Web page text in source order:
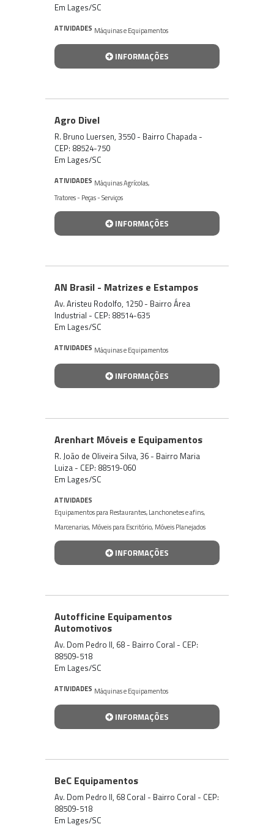
Em Lages/SC
ATIVIDADES Máquinas e Equipamentos
INFORMAÇÕES
Agro Divel
R. Bruno Luersen, 3550 - Bairro Chapada -
CEP: 88524-750
Em Lages/SC
ATIVIDADES Máquinas Agrícolas,
Tratores - Peças - Serviços
INFORMAÇÕES
AN Brasil - Matrizes e Estampos
Av. Aristeu Rodolfo, 1250 - Bairro Área
Industrial - CEP: 88514-635
Em Lages/SC
ATIVIDADES Máquinas e Equipamentos
INFORMAÇÕES
Arenhart Móveis e Equipamentos
R. João de Oliveira Silva, 36 - Bairro Maria
Luiza - CEP: 88519-060
Em Lages/SC
ATIVIDADES
Equipamentos para Restaurantes, Lanchonetes e afins,
Marcenarias, Móveis para Escritório, Móveis Planejados
INFORMAÇÕES
Autofficine Equipamentos
Automotivos
Av. Dom Pedro II, 68 - Bairro Coral - CEP:
88509-518
Em Lages/SC
ATIVIDADES Máquinas e Equipamentos
INFORMAÇÕES
BeC Equipamentos
Av. Dom Pedro II, 68 Coral - Bairro Coral - CEP:
88509-518
Em Lages/SC